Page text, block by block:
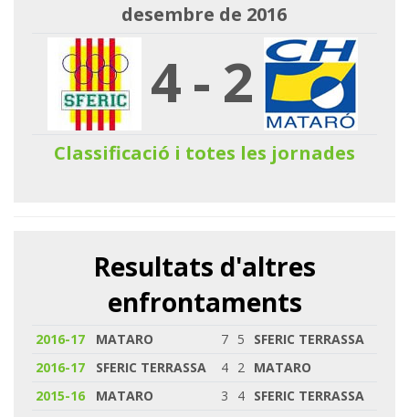
desembre de 2016
4- 2
Classificació i totes les jornades
Resultats d'altres
enfrontaments
2016-17 MATARO 7 5
SFERIC TERRASSA
2016-17
SFERIC TERRASSA 4 2 MATARO
2015-16
MATARO 3 4 SFERIC TERRASSA